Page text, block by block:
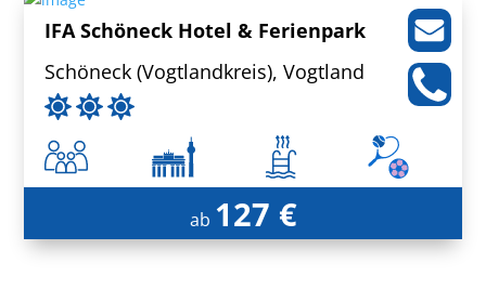
IFA Schöneck Hotel & Ferienpark
Schöneck (Vogtlandkreis), Vogtland
ab 127 €